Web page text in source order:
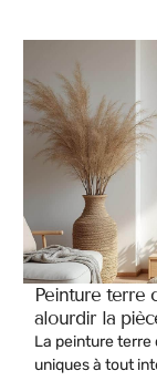
Peinture terre
alourdir la
La peinture
uniques à tout